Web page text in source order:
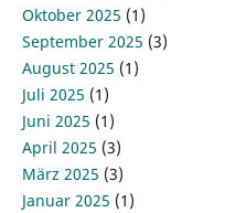
Oktober 2025 (1)
September 2025 (3)
August 2025 (1)
Juli 2025 (1)
Juni 2025 (1)
April 2025 (3)
März 2025 (3)
Januar 2025 (1)